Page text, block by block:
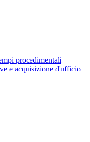
procedimentali
e acquisizione d'ufficio